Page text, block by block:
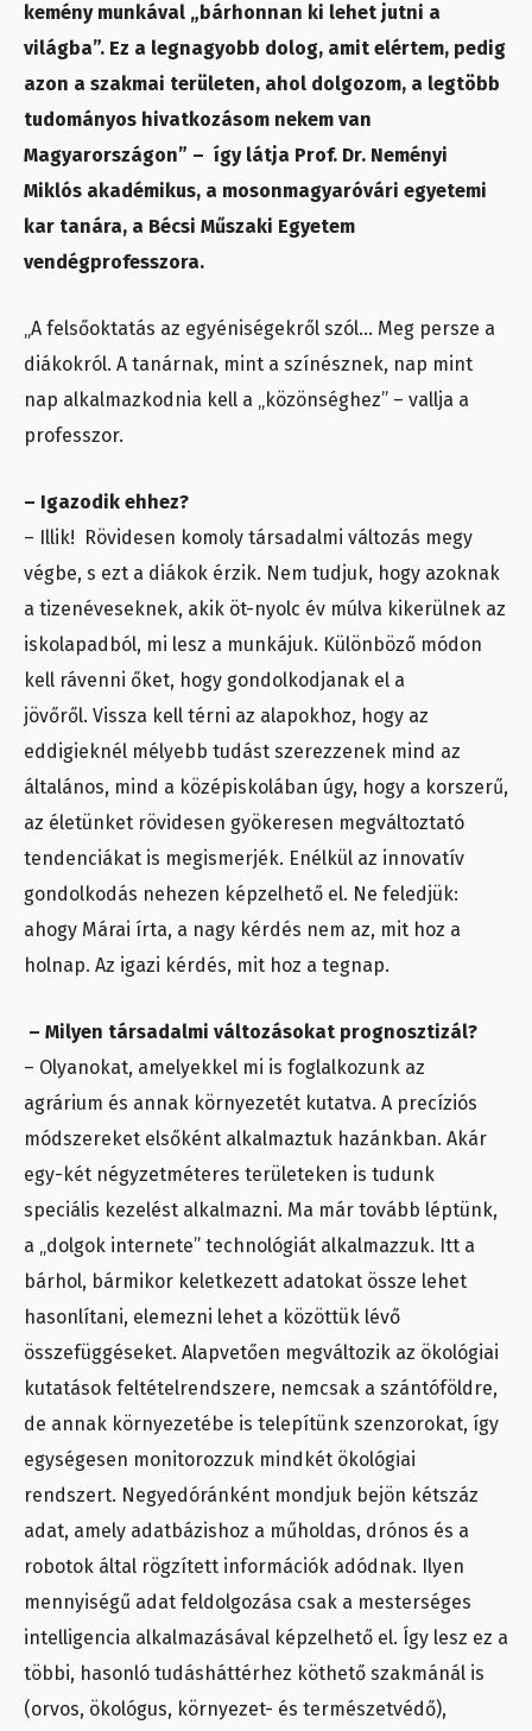
kemény munkával „bárhonnan ki lehet jutni a
világba”. Ez a legnagyobb dolog, amit elértem, pedig
azon a szakmai területen, ahol dolgozom, a legtöbb
tudományos hivatkozásom nekem van
Magyarországon” – így látja Prof. Dr. Neményi
Miklós akadémikus, a mosonmagyaróvári egyetemi
kar tanára, a Bécsi Műszaki Egyetem
vendégprofesszora.
„A felsőoktatás az egyéniségekről szól… Meg persze a
diákokról. A tanárnak, mint a színésznek, nap mint
nap alkalmazkodnia kell a „közönséghez” – vallja a
professzor.
– Igazodik ehhez?
– Illik! Rövidesen komoly társadalmi változás megy
végbe, s ezt a diákok érzik. Nem tudjuk, hogy azoknak
a tizenéveseknek, akik öt-nyolc év múlva kikerülnek az
iskolapadból, mi lesz a munkájuk. Különböző módon
kell rávenni őket, hogy gondolkodjanak el a
jövőről. Vissza kell térni az alapokhoz, hogy az
eddigieknél mélyebb tudást szerezzenek mind az
általános, mind a középiskolában úgy, hogy a korszerű,
az életünket rövidesen gyökeresen megváltoztató
tendenciákat is megismerjék. Enélkül az innovatív
gondolkodás nehezen képzelhető el. Ne feledjük:
ahogy Márai írta, a nagy kérdés nem az, mit hoz a
holnap. Az igazi kérdés, mit hoz a tegnap.
– Milyen társadalmi változásokat prognosztizál?
– Olyanokat, amelyekkel mi is foglalkozunk az
agrárium és annak környezetét kutatva. A precíziós
módszereket elsőként alkalmaztuk hazánkban. Akár
egy-két négyzetméteres területeken is tudunk
speciális kezelést alkalmazni. Ma már tovább léptünk,
a „dolgok internete” technológiát alkalmazzuk. Itt a
bárhol, bármikor keletkezett adatokat össze lehet
hasonlítani, elemezni lehet a közöttük lévő
összefüggéseket. Alapvetően megváltozik az ökológiai
kutatások feltételrendszere, nemcsak a szántóföldre,
de annak környezetébe is telepítünk szenzorokat, így
egységesen monitorozzuk mindkét ökológiai
rendszert. Negyedóránként mondjuk bejön kétszáz
adat, amely adatbázishoz a műholdas, drónos és a
robotok által rögzített információk adódnak. Ilyen
mennyiségű adat feldolgozása csak a mesterséges
intelligencia alkalmazásával képzelhető el. Így lesz ez a
többi, hasonló tudásháttérhez köthető szakmánál is
(orvos, ökológus, környezet- és természetvédő),